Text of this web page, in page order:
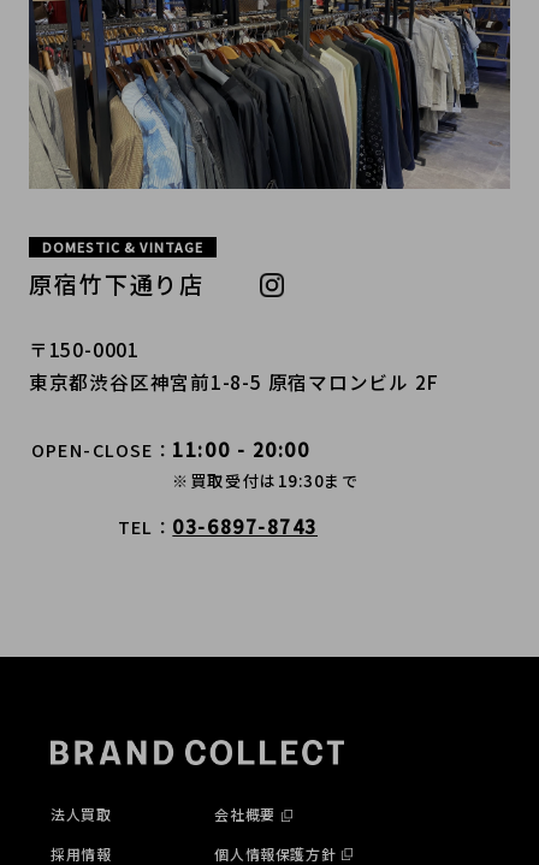
DOMESTIC & VINTAGE
原宿竹下通り店
〒150-0001
東京都渋谷区神宮前1-8-5 原宿マロンビル 2F
OPEN-CLOSE 11:00 - 20:00
※買取受付は19:30まで
TEL 03-6897-8743
法人買取
採用情報
会社概要
個人情報保護方針